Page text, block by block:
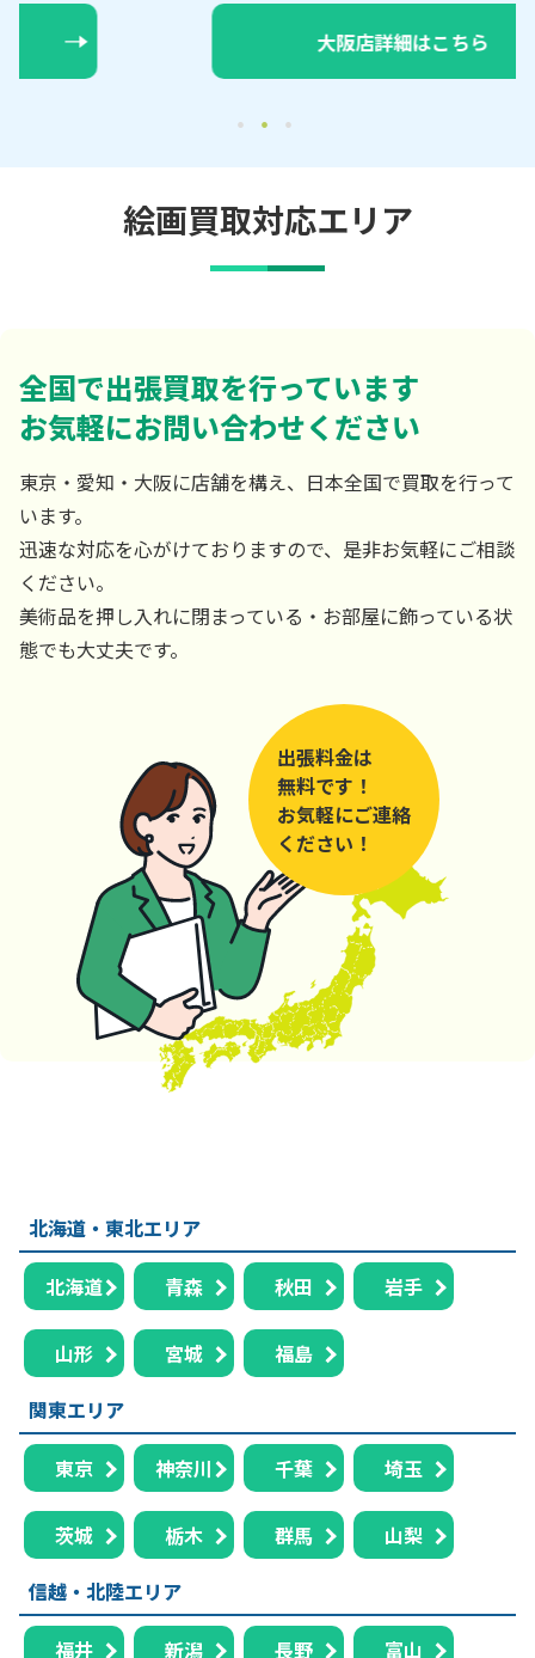
大阪店詳細はこちら
絵画買取対応エリア
全国で出張買取を行っています
お気軽にお問い合わせください
東京・愛知・大阪に店舗を構え、日本全国で買取を行って
います。
迅速な対応を心がけておりますので、是非お気軽にご相談
ください。
美術品を押し入れに閉まっている・お部屋に飾っている状
態でも大丈夫です。
出張料金は
無料です！
お気軽にご連絡
ください！
北海道・東北エリア
北海道 青森 秋田 岩手
山形 宮城
福島
関東エリア
東京 神奈川 千葉 埼玉
茨城 栃木 群馬
山梨
信越・北陸エリア
福井 新潟 長野 富山